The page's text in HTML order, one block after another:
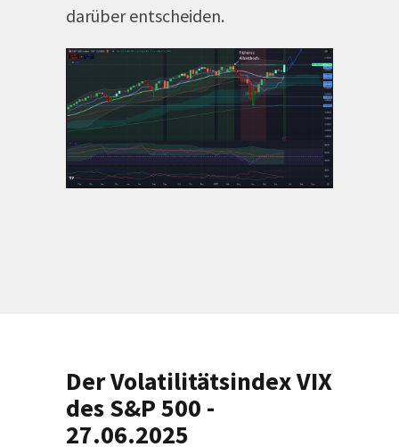
darüber entscheiden.
Der Volatilitätsindex VIX
des S&P 500 -
27.06.2025